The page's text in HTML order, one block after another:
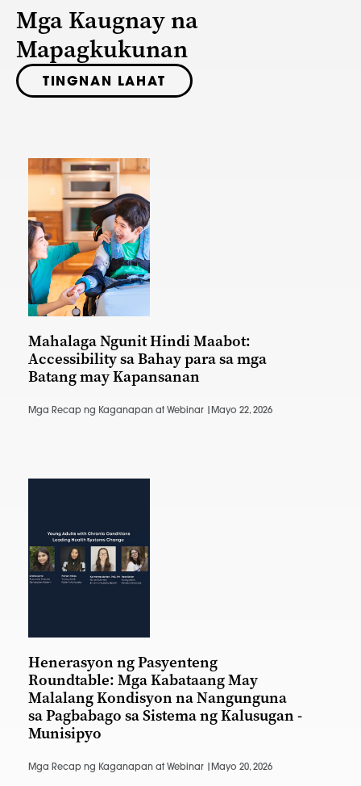
Mga Kaugnay na
Mapagkukunan
TINGNAN LAHAT
Mahalaga Ngunit Hindi Maabot:
Accessibility sa Bahay para sa mga
Batang may Kapansanan
Mga Recap ng Kaganapan at Webinar | Mayo 22, 2026
Henerasyon ng Pasyenteng
Roundtable: Mga Kabataang May
Malalang Kondisyon na Nangunguna
sa Pagbabago sa Sistema ng Kalusugan -
Munisipyo
Mga Recap ng Kaganapan at Webinar | Mayo 20, 2026